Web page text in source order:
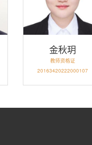
金秋玥
教师资格证
20163420222000107